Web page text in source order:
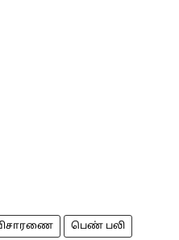
பெண் பலி